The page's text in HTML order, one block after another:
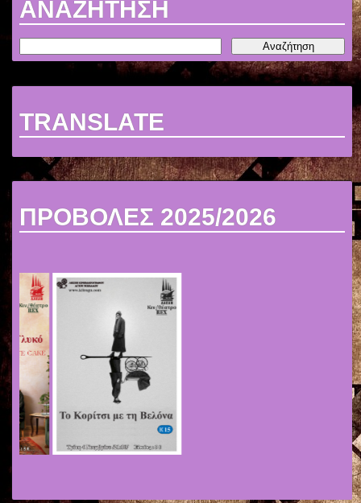
ΑΝΑΖΗΤΗΣΗ
TRANSLATE
ΠΡΟΒΟΛΕΣ 2025/2026